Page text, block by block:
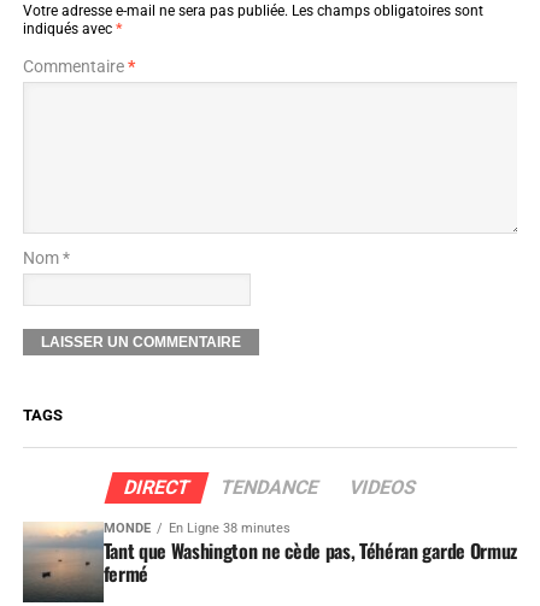
Votre adresse e-mail ne sera pas publiée. Les champs obligatoires sont
indiqués avec *
Commentaire*
Nom *
TAGS
DIRECT TENDANCE VIDEOS
MONDE En Ligne 38 minutes
Tant que Washington ne cède pas, Téhéran garde Ormuz
fermé